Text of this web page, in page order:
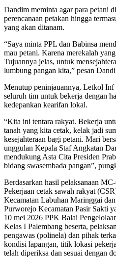
Dandim meminta agar para petani
perencanaan petakan hingga
yang akan ditanam.
“Saya minta PPL dan Babinsa
mau petani. Karena merekalah
Tujuannya jelas, untuk
lumbung pangan kita,” pesan
Menutup peninjauannya, Letkol Inf
seluruh tim untuk bekerja dengan
kedepankan kearifan lokal.
“Kita ini tentara rakyat. Bekerja
tanah yang kita cetak, kelak jadi
kesejahteraan bagi petani. Mari
unggulan Kepala Staf Angkatan
mendukung Asta Cita Presiden
bidang swasembada pangan”,
Berdasarkan hasil pelaksanaan
Pekerjaan cetak sawah rakyat
Kecamatan Labuhan Maringgai
Purworejo Kecamatan Pasir Sakti
10 mei 2026 PPK Balai
Kelas I Palembang beserta,
pengawas (polinela) dan pihak
kondisi lapangan, titik lokasi
telah diperiksa dan sesuai dengan